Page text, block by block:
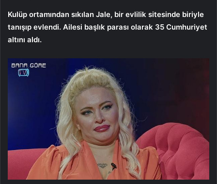
Kulüp ortamından sıkılan Jale, bir evlilik sitesinde biriyle
tanışıp evlendi. Ailesi başlık parası olarak 35 Cumhuriyet
altını aldı.